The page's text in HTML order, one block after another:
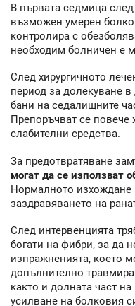
В първата седмица
възможен умерен
контролира с
необходим болничен е
След хирургичното
период за долекуване
бани на седалищните
Препоръчват се повече
слабителни средства.
За предотвратяване
могат да се използват
Нормалното изхождане
заздравяването на
След интервенцията
богати на фибри, за да
изпражненията, което
допълнително
както и долната част
усилване на болковия